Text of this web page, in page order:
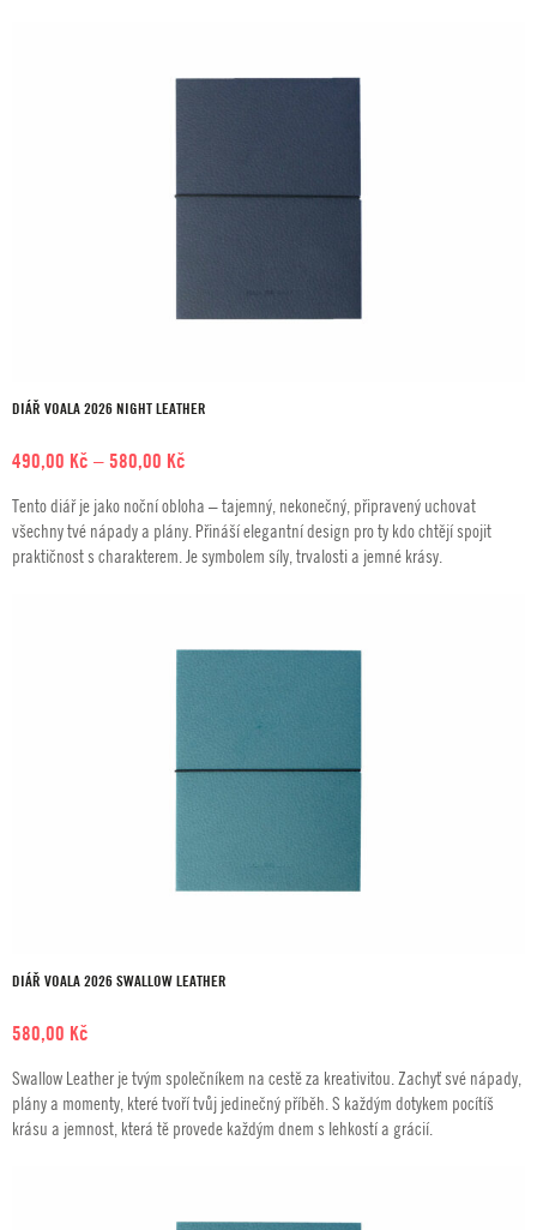
DIÁŘ VOALA 2026 NIGHT LEATHER
490,00 Kč –580,00 Kč
490,00 Kč
až
580,00 Kč
Tento diář je jako noční obloha – tajemný, nekonečný, připravený uchovat
všechny tvé nápady a plány. Přináší elegantní design pro ty kdo chtějí spojit
praktičnost s charakterem. Je symbolem síly, trvalosti a jemné krásy.
DIÁŘ VOALA 2026 SWALLOW LEATHER
580,00 Kč
Swallow Leather je tvým společníkem na cestě za kreativitou. Zachyť své nápady,
plány a momenty, které tvoří tvůj jedinečný příběh. S každým dotykem pocítíš
krásu a jemnost, která tě provede každým dnem s lehkostí a grácií.